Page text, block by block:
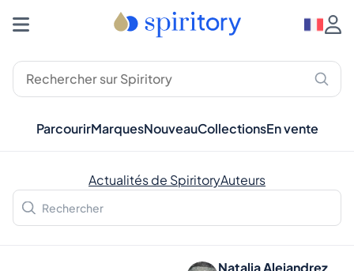
ParcourirMarquesNouveauCollectionsEn vente
Actualités de SpiritoryAuteurs
Natalia Alejandrez